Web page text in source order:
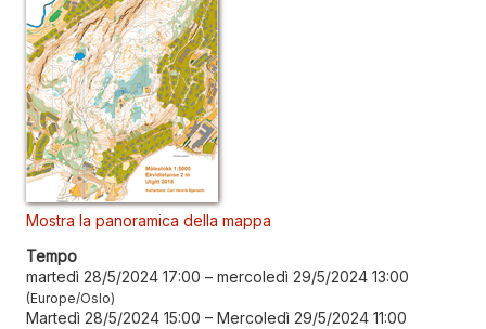
Mostra la panoramica della mappa
Tempo
martedì 28/5/2024 17:00 – mercoledì 29/5/2024 13:00
Europe/Oslo
Martedì 28/5/2024 15:00 – Mercoledì 29/5/2024 11:00